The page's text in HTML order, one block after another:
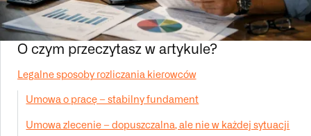
O czym przeczytasz w artykule?
Legalne sposoby rozliczania kierowców
Umowa o pracę – stabilny fundament
Umowa zlecenie – dopuszczalna, ale nie w każdej sytuacji